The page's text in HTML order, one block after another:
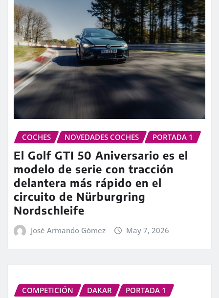
COCHES NOVEDADES COCHES PORTADA 1
El Golf GTI 50 Aniversario es el
modelo de serie con tracción
delantera más rápido en el
circuito de Nürburgring
Nordschleife
José Armando Gómez May 7, 2026
COMPETICIÓN DAKAR PORTADA 1